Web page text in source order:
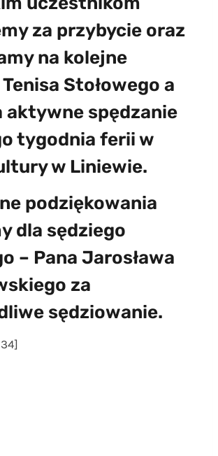
za przybycie oraz
na kolejne
Stołowego a
aktywne spędzanie
tygodnia ferii w
w Liniewie.
podziękowania
dla sędziego
– Pana Jarosława
za
sędziowanie.